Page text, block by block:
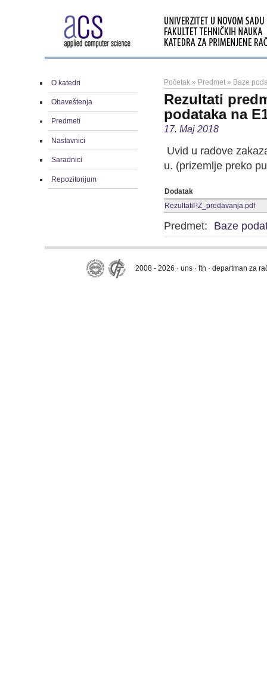
O katedri
Obaveštenja
Predmeti
Nastavnici
Saradnici
Repozitorijum
Početak » Predmet » Baze
Rezultati
podataka na
17. Maj 2018
Uvid u radove
u. (prizemlje preko
Dodatak
RezultatiPZ_predavanja.pdf
Predmet: Baze
2008 - 2026 · uns · ftn · departman za